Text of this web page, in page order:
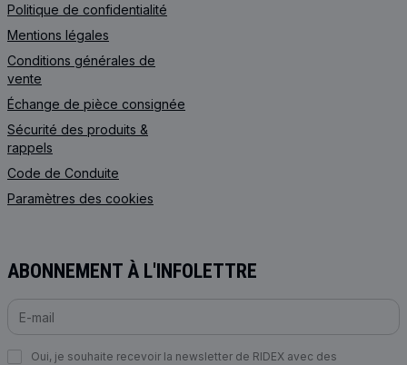
Politique de confidentialité
Mentions légales
Conditions générales de
vente
Échange de pièce consignée
Sécurité des produits &
rappels
Code de Сonduite
Paramètres des cookies
ABONNEMENT À L'INFOLETTRE
Oui, je souhaite recevoir la newsletter de RIDEX avec des